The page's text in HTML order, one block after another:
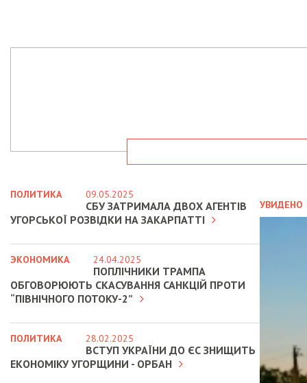
УВИДЕНО
ПОЛИТИКА 09.05.2025
СБУ ЗАТРИМАЛА ДВОХ АГЕНТІВ
УГОРСЬКОЇ РОЗВІДКИ НА ЗАКАРПАТТІ
ЭКОНОМИКА 24.04.2025
ПОПЛІЧНИКИ ТРАМПА
ОБГОВОРЮЮТЬ СКАСУВАННЯ САНКЦІЙ ПРОТИ
“ПІВНІЧНОГО ПОТОКУ-2”
ПОЛИТИКА 28.02.2025
ВСТУП УКРАЇНИ ДО ЄС ЗНИЩИТЬ
ЕКОНОМІКУ УГОРЩИНИ - ОРБАН